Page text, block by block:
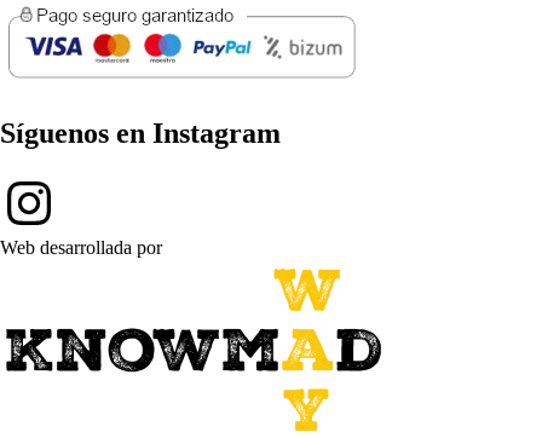
Síguenos en Instagram
Web desarrollada por